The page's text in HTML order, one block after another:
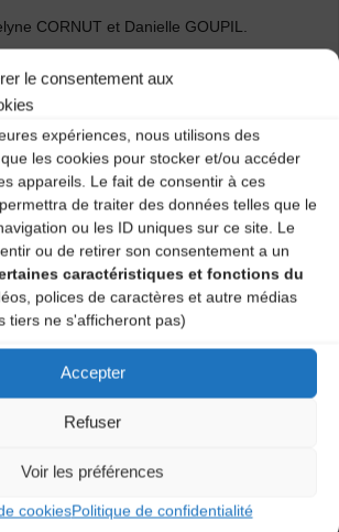
le consentement aux
expériences, nous utilisons des
les cookies pour stocker et/ou accéder
appareils. Le fait de consentir à ces
de traiter des données telles que le
ou les ID uniques sur ce site. Le
ou de retirer son consentement a un
caractéristiques et fonctions du
polices de caractères et autre médias
tiers ne s'afficheront pas)
Accepter
Refuser
Voir les préférences
cookiesPolitique de confidentialité
CORNUT et Danielle GOUPIL.
– 1 vendredi sur 2 de 20H30 à 22H.
et moyen-confirmé.
: 04 71 09 56 56.
Atelier Danses Traditionnelles
un